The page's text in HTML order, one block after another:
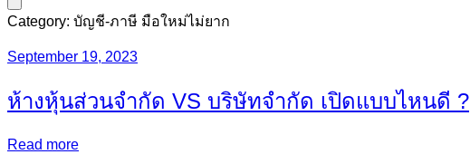
Category: บัญชี-ภาษี มือใหม่ไม่ยาก
September 19, 2023
ห้างหุ้นส่วนจำกัด VS บริษัทจำกัด เปิดแบบไหนดี ?
Read more